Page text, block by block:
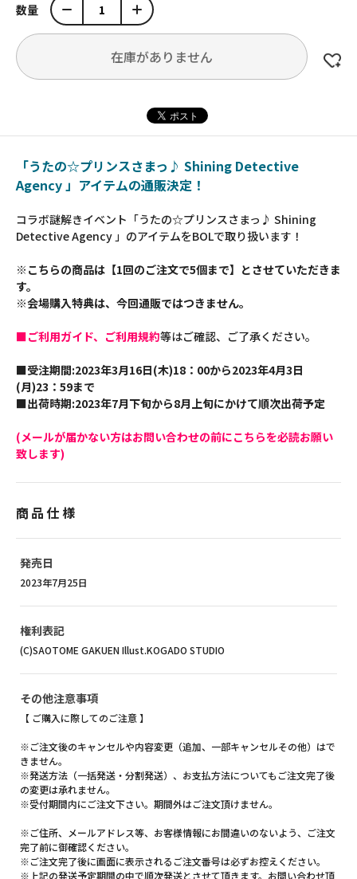
数量
在庫がありません
「うたの☆プリンスさまっ♪ Shining Detective
Agency 」アイテムの通販決定！
コラボ謎解きイベント「うたの☆プリンスさまっ♪ Shining
Detective Agency 」のアイテムをBOLで取り扱います！
※こちらの商品は【1回のご注文で5個まで】とさせていただきま
す。
※会場購入特典は、今回通販ではつきません。
■ご利用ガイド、ご利用規約等はご確認、ご了承ください。
■受注期間:2023年3月16日(木)18：00から2023年4月3日
(月)23：59まで
■出荷時期:2023年7月下旬から8月上旬にかけて順次出荷予定
(メールが届かない方はお問い合わせの前にこちらを必読お願い
致します)
商品仕様
発売日
2023年7月25日
権利表記
(C)SAOTOME GAKUEN Illust.KOGADO STUDIO
その他注意事項
【 ご購入に際してのご注意 】
※ご注文後のキャンセルや内容変更（追加、一部キャンセルその他）はで
きません。
※発送方法（一括発送・分割発送）、お支払方法についてもご注文完了後
の変更は承れません。
※受付期間内にご注文下さい。期間外はご注文頂けません。
※ご住所、メールアドレス等、お客様情報にお間違いのないよう、ご注文
完了前に御確認ください。
※ご注文完了後に画面に表示されるご注文番号は必ずお控えください。
※上記の発送予定期間の中で順次発送とさせて頂きます。お問い合わせ頂